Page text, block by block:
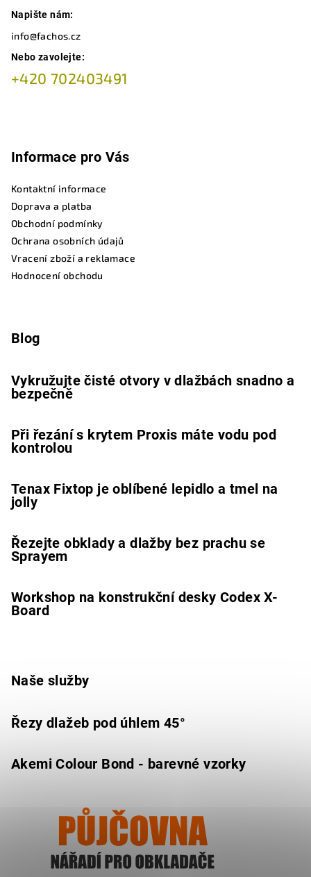
Napište nám:
info@fachos.cz
Nebo zavolejte:
+420 702403491
Informace pro Vás
Kontaktní informace
Doprava a platba
Obchodní podmínky
Ochrana osobních údajů
Vracení zboží a reklamace
Hodnocení obchodu
Blog
Vykružujte čisté otvory v dlažbách snadno a
bezpečně
Při řezání s krytem Proxis máte vodu pod
kontrolou
Tenax Fixtop je oblíbené lepidlo a tmel na
jolly
Řezejte obklady a dlažby bez prachu se
Sprayem
Workshop na konstrukční desky Codex X-
Board
Naše služby
Řezy dlažeb pod úhlem 45°
Akemi Colour Bond - barevné vzorky